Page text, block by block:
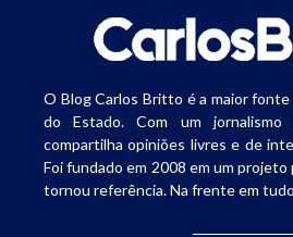
O Blog Carlos Britto é a maior
do Estado. Com um jornalismo
compartilha opiniões livres e de
Foi fundado em 2008 em um
tornou referência. Na frente em